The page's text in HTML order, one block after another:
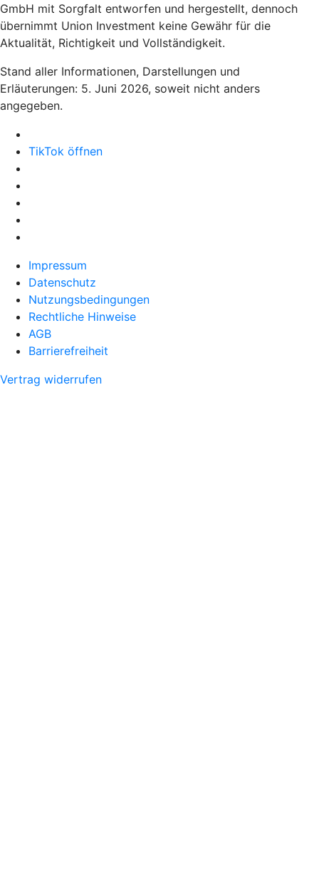
GmbH mit Sorgfalt entworfen und hergestellt, dennoch
übernimmt Union Investment keine Gewähr für die
Aktualität, Richtigkeit und Vollständigkeit.
Stand aller Informationen, Darstellungen und
Erläuterungen: 5. Juni 2026, soweit nicht anders
angegeben.
TikTok öffnen
Impressum
Datenschutz
Nutzungsbedingungen
Rechtliche Hinweise
AGB
Barrierefreiheit
Vertrag widerrufen